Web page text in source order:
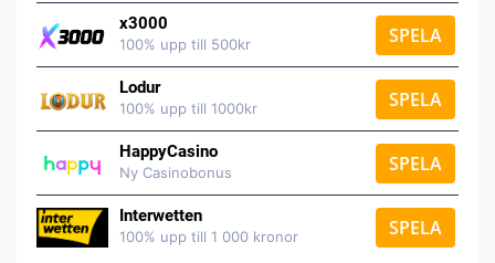
x3000
100% upp till 500kr SPELA
Lodur
100% upp till 1000kr SPELA
HappyCasino
Ny Casinobonus SPELA
Interwetten
100% upp till 1 000 kronor SPELA